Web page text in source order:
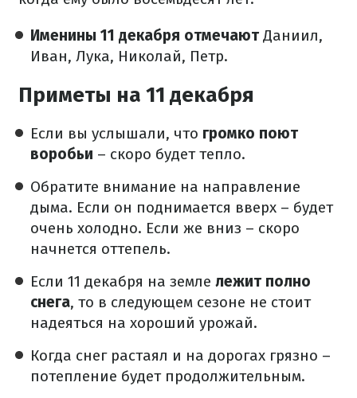
Именины 11 декабря отмечаютДаниил,
Иван, Лука, Николай, Петр.
Приметы на 11 декабря
Если вы услышали, что громко поют
воробьи – скоро будет тепло.
Обратите внимание на направление
дыма. Если он поднимается вверх – будет
очень холодно. Если же вниз – скоро
начнется оттепель.
Если 11 декабря на земле лежит полно
снега, то в следующем сезоне не стоит
надеяться на хороший урожай.
Когда снег растаял и на дорогах грязно –
потепление будет продолжительным.